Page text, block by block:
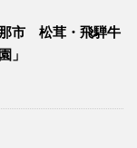
市 松茸・飛騨牛
」